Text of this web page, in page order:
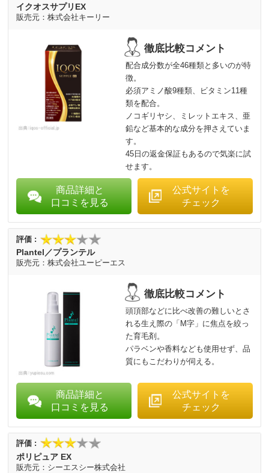
イクオスサプリEX
株式会社キーリー
配合成分数が全46種類と多いのが特
徴。
必須アミノ酸9種類、ビタミン11種
類を配合。
ノコギリヤシ、ミレットエキス、亜
鉛など基本的な成分を押さえていま
す。
45日の返金保証もあるので気楽に試
せます。
商品詳細と
口コミを見る
公式サイトを
チェック
Plantel／プランテル
株式会社ユーピーエス
頭頂部などに比べ改善の難しいとさ
れる生え際の「M字」に焦点を絞っ
た育毛剤。
パラベンや香料なども使用せず、品
質にもこだわりが伺える。
商品詳細と
口コミを見る
公式サイトを
チェック
ポリピュア EX
シーエスシー株式会社